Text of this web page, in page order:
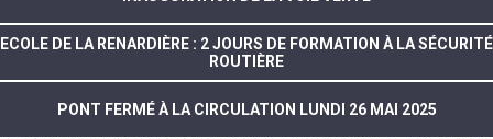
ECOLE DE LA RENARDIÈRE : 2 JOURS DE FORMATION À LA SÉCURITÉ
ROUTIÈRE
PONT FERMÉ À LA CIRCULATION LUNDI 26 MAI 2025